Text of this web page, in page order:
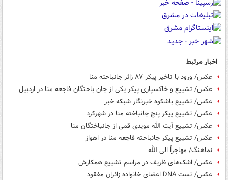
اخبار مرتبط
عکس/ ورود با تاخیر پیکر ۸۷ زائر جانباخته منا
عکس/ تشییع و خاکسپاری پیکر یکی از جان باختگان فاجعه منا در اردبیل
عکس/ تشییع باشکوه خبرنگار شبکه خبر
عکس/ تشییع پیکر پنج جانباخته منا در شهرکرد
عکس/ تشییع آیت الله مویدی قمی از جانباختگان منا
عکس/ تشییع پیکر جانباخته فاجعه منا در اهواز
نماهنگ/ مهاجراً الی الله
عکس/ اشک‌های ظریف در مراسم تشییع همکارش
عکس/ تست DNA اعضای خانواده زائران مفقود